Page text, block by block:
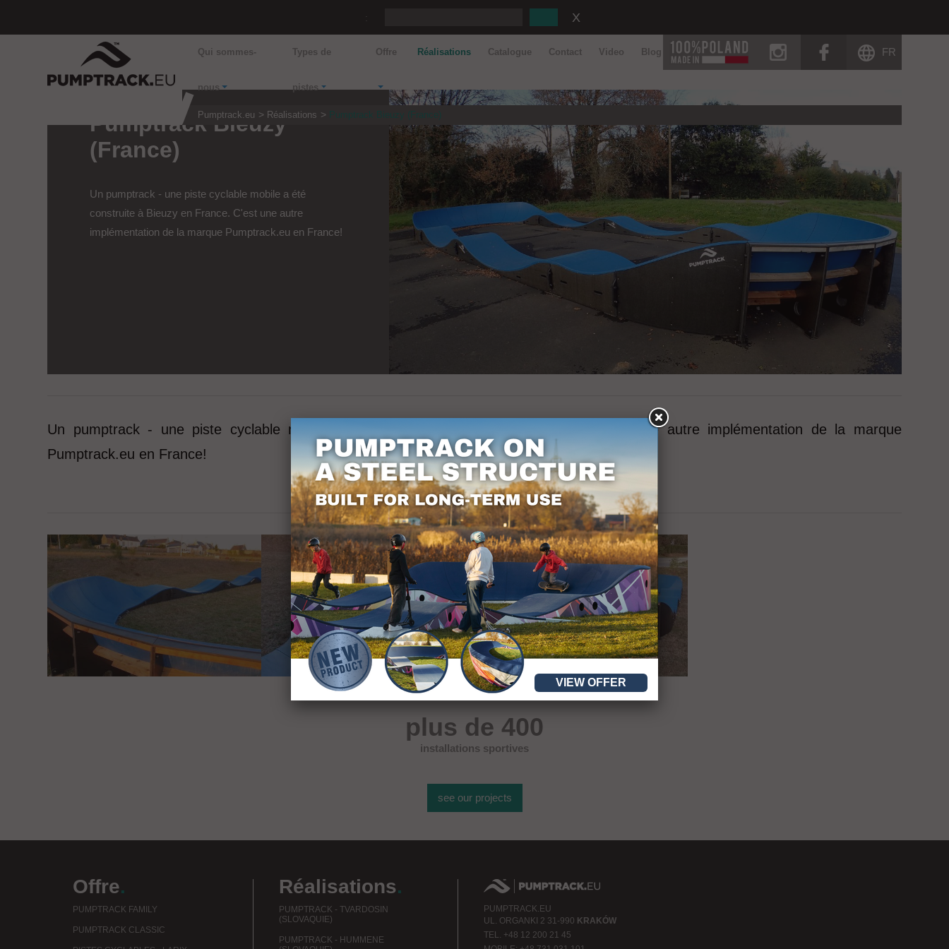
Qui sommes-
nous
Types de
pistes
Offre Réalisations Catalogue Contact Video Blog
instagram
FR
Pumptrack.eu Réalisations Pumptrack Bieuzy (France)
Pumptrack Bieuzy
(France)
Un pumptrack - une piste cyclable mobile a été
construite à Bieuzy en France. C'est une autre
implémentation de la marque Pumptrack.eu en France!
Un pumptrack - une piste cyclable mobile a été construite à Bieuzy en France. C'est une autre implémentation de la marque
Pumptrack.eu en France!
plus de 400
installations sportives
see our projects
Offre.
PUMPTRACK FAMILY
PUMPTRACK CLASSIC
Réalisations.
PUMPTRACK - TVARDOSIN
(SLOVAQUIE)
PUMPTRACK - HUMMENE
PUMPTRACK.EU
UL. ORGANKI 2 31-990 KRAKÓW
TEL. +48 12 200 21 45
VIEW OFFER